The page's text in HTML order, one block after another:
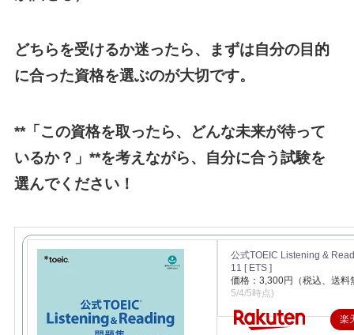
どちらを受けるか迷ったら、まずは自分の目的
に合った資格を選ぶのが大切です。
**「この資格を取ったら、どんな未来が待って
いるか？」 **を考えながら、自分に合う試験を
選んでください！
公式TOEIC Listening &
11 [ ETS ]
価格：3,300円（税込、送料
5/4/5時点)
楽